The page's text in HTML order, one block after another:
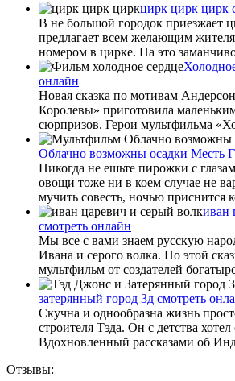
цирк цирк цирк
В не большой городок приезжает
предлагает всем желающим
номером в цирке. На это
онлайн
Новая сказка по мотивам
Королевы» приготовила
сюрпризов. Герои мультфильма
Облачно возможны осадки Месть
Никогда не ешьте пирожки с
овощи тоже ни в коем случае не
мучить совесть, ночью приснится
иван
смотреть онлайн
Мы все с вами знаем русскую
Ивана и серого волка. По этой
мультфильм от создателей
затерянный город 3д смотреть
Скучна и однообразна жизнь
строителя Тэда. Он с детства хотел
Вдохновленный рассказами об
Отзывы: